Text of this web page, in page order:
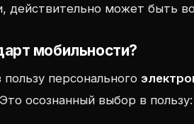
действительно может быть
мобильности?
персонального
осознанный выбор в пользу: